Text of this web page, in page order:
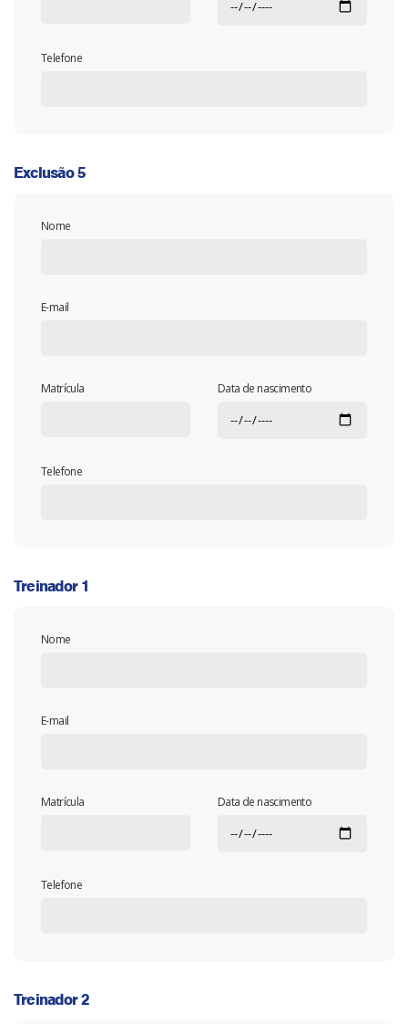
Telefone
Exclusão 5
Nome
E-mail
Matrícula Data de nascimento
Telefone
Treinador 1
Nome
E-mail
Matrícula Data de nascimento
Telefone
Treinador 2